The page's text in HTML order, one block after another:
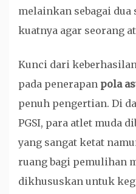
melainkan sebagai dua
kuatnya agar seorang
Kunci dari
pada penerapan pola
penuh pengertian. Di
PGSI, para atlet muda
yang sangat ketat
ruang bagi pemulihan
dikhususkan untuk